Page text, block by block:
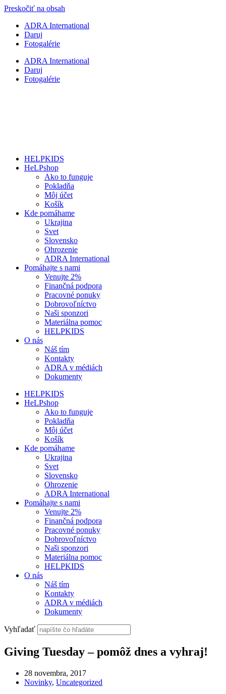
Preskočiť na obsah
ADRA International
Daruj
Fotogalérie
ADRA International
Daruj
Fotogalérie
HELPKIDS
HeLPshop
Ako to funguje
Pokladňa
Môj účet
Košík
Kde pomáhame
Ukrajina
Svet
Slovensko
Ohrozenie
ADRA International
Pomáhajte s nami
Venujte 2%
Finančná podpora
Pracovné ponuky
Dobrovoľníctvo
Naši sponzori
Materiálna pomoc
HELPKIDS
O nás
Náš tím
Kontakty
ADRA v médiách
Dokumenty
HELPKIDS
HeLPshop
Ako to funguje
Pokladňa
Môj účet
Košík
Kde pomáhame
Ukrajina
Svet
Slovensko
Ohrozenie
ADRA International
Pomáhajte s nami
Venujte 2%
Finančná podpora
Pracovné ponuky
Dobrovoľníctvo
Naši sponzori
Materiálna pomoc
HELPKIDS
O nás
Náš tím
Kontakty
ADRA v médiách
Dokumenty
Vyhľadať
Giving Tuesday – pomôž dnes a vyhraj!
28 novembra, 2017
Novinky, Uncategorized